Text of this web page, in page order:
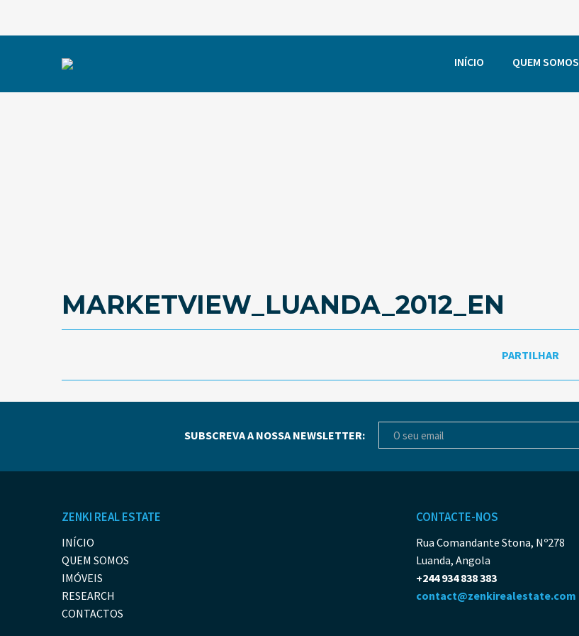
INÍCIO QUEM SOMOS
MARKETVIEW_LUANDA_2012_EN
PARTILHAR
SUBSCREVA A NOSSA NEWSLETTER:
ZENKI REAL ESTATE
INÍCIO
QUEM SOMOS
IMÓVEIS
RESEARCH
CONTACTOS
CONTACTE-NOS
Rua Comandante Stona, Nº278
Luanda, Angola
+244 934 838 383
contact@zenkirealestate.com